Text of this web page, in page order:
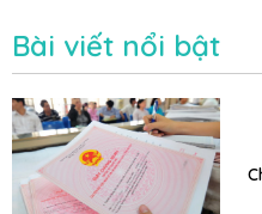
Bài viết nổi bật